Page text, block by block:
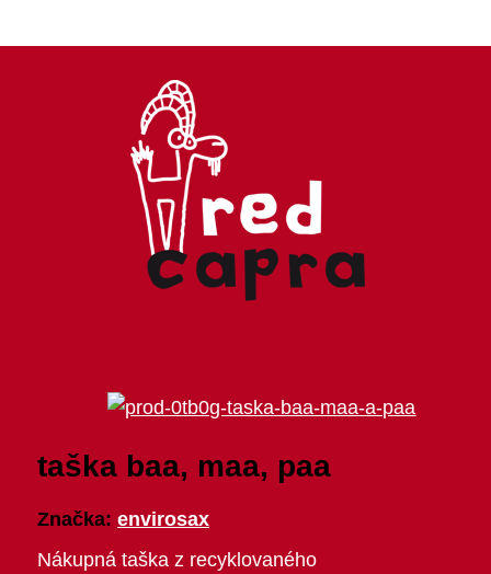
taška baa, maa, paa
Značka:envirosax
Nákupná taška z recyklovaného